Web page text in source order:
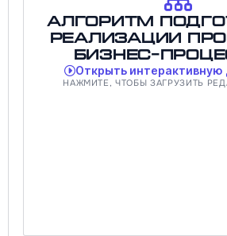
Алгоритм
реализации
бизнес-
Открыть интерактивную
НАЖМИТЕ, ЧТОБЫ ЗАГРУЗИТЬ